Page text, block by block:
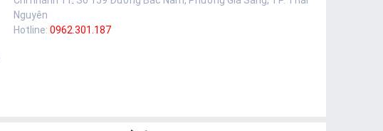
Nguyên
Hotline: 0962.301.187